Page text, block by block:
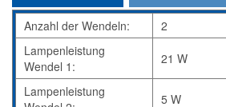
Anzahl der Wendeln:
2
Lampenleistung
Wendel 1:
21 W
Lampenleistung
5 W